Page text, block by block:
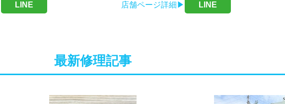
LINE 店舗ページ詳細▶ LINE
最新修理記事